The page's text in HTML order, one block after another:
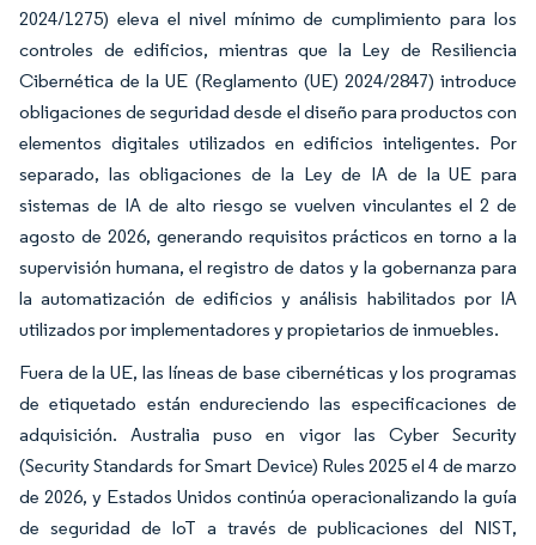
2024/1275) eleva el nivel mínimo de cumplimiento para los
controles de edificios, mientras que la Ley de Resiliencia
Cibernética de la UE (Reglamento (UE) 2024/2847) introduce
obligaciones de seguridad desde el diseño para productos con
elementos digitales utilizados en edificios inteligentes. Por
separado, las obligaciones de la Ley de IA de la UE para
sistemas de IA de alto riesgo se vuelven vinculantes el 2 de
agosto de 2026, generando requisitos prácticos en torno a la
supervisión humana, el registro de datos y la gobernanza para
la automatización de edificios y análisis habilitados por IA
utilizados por implementadores y propietarios de inmuebles.
Fuera de la UE, las líneas de base cibernéticas y los programas
de etiquetado están endureciendo las especificaciones de
adquisición. Australia puso en vigor las Cyber Security
(Security Standards for Smart Device) Rules 2025 el 4 de marzo
de 2026, y Estados Unidos continúa operacionalizando la guía
de seguridad de IoT a través de publicaciones del NIST,